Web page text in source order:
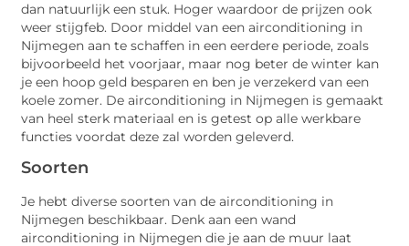
dan natuurlijk een stuk. Hoger waardoor de prijzen ook
weer stijgfeb. Door middel van een airconditioning in
Nijmegen aan te schaffen in een eerdere periode, zoals
bijvoorbeeld het voorjaar, maar nog beter de winter kan
je een hoop geld besparen en ben je verzekerd van een
koele zomer. De airconditioning in Nijmegen is gemaakt
van heel sterk materiaal en is getest op alle werkbare
functies voordat deze zal worden geleverd.
Soorten
Je hebt diverse soorten van de airconditioning in
Nijmegen beschikbaar. Denk aan een wand
airconditioning in Nijmegen die je aan de muur laat